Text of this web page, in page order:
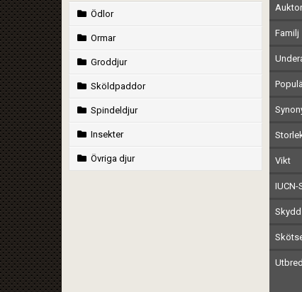
Ödlor
Ormar
Groddjur
Sköldpaddor
Spindeldjur
Insekter
Övriga djur
Auktor
Familj
Vikt
IUCN-
Skydd